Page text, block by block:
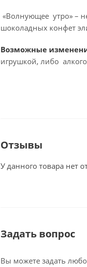
«Волнующее утро» –
шоколадных конфет
Возможные
игрушкой, либо
Отзывы
У данного товара нет
Задать вопрос
Вы можете задать